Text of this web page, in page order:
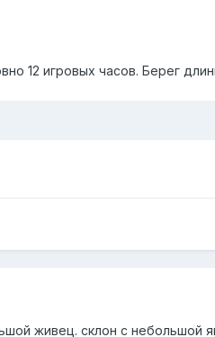
12 игровых часов. Берег
живец. склон с небольшой